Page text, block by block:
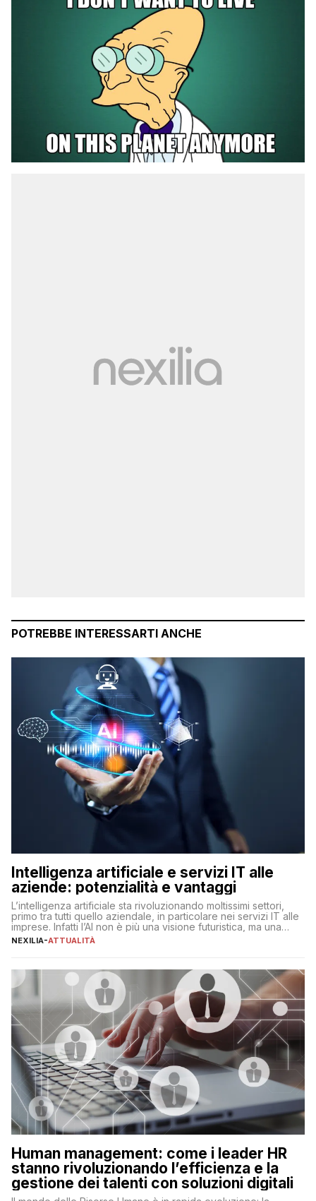
POTREBBE INTERESSARTI ANCHE
Intelligenza artificiale e servizi IT alle
aziende: potenzialità e vantaggi
L’intelligenza artificiale sta rivoluzionando moltissimi settori,
primo tra tutti quello aziendale, in particolare nei servizi IT alle
imprese. Infatti l’AI non è più una visione futuristica, ma una
realtà operativa che sta portando a un cambio significativo in
operazioni, bensì comporta […]
NEXILIA-ATTUALITÀ
Human management: come i leader HR
stanno rivoluzionando l’efficienza e la
gestione dei talenti con soluzioni digitali